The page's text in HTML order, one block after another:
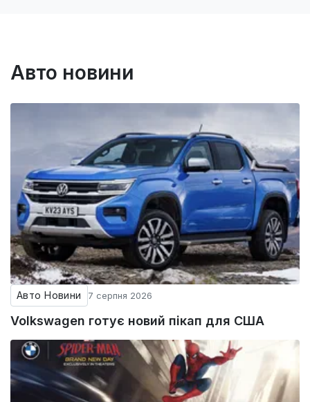
Авто новини
Авто Новини 7 серпня 2026
Volkswagen готує новий пікап для США